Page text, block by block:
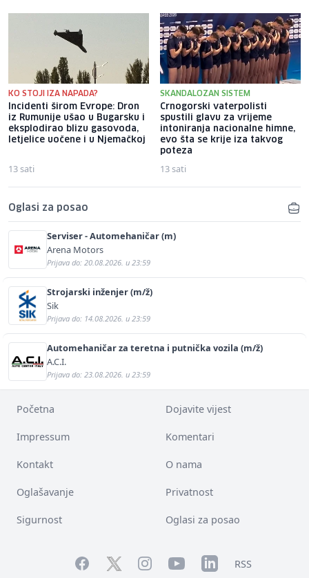
KO STOJI IZA NAPADA?
Incidenti širom Evrope: Dron
iz Rumunije ušao u Bugarsku i
eksplodirao blizu gasovoda,
letjelice uočene i u Njemačkoj
13 sati
SKANDALOZAN SISTEM
Crnogorski vaterpolisti
spustili glavu za vrijeme
intoniranja nacionalne himne,
evo šta se krije iza takvog
poteza
13 sati
Oglasi za posao
Serviser - Automehaničar (m)
Arena Motors
Prijava do: 20.08.2026. u 23:59
Strojarski inženjer (m/ž)
Sik
Prijava do: 14.08.2026. u 23:59
Automehaničar za teretna i putnička vozila (m/ž)
A.C.I.
Prijava do: 23.08.2026. u 23:59
Početna Dojavite vijest
Impressum Komentari
Kontakt O nama
Oglašavanje Privatnost
Sigurnost Oglasi za posao
FacebookTwitterInstagramYouTubeLinkedInRSS